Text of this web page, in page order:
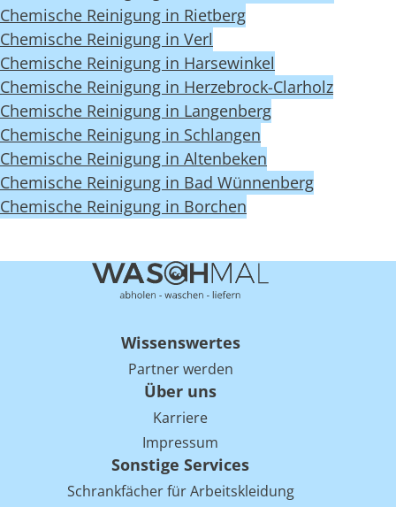
Chemische Reinigung in Rietberg
Chemische Reinigung in Verl
Chemische Reinigung in Harsewinkel
Chemische Reinigung in Herzebrock-Clarholz
Chemische Reinigung in Langenberg
Chemische Reinigung in Schlangen
Chemische Reinigung in Altenbeken
Chemische Reinigung in Bad Wünnenberg
Chemische Reinigung in Borchen
Wissenswertes
Partner werden
Über uns
Karriere
Impressum
Sonstige Services
Schrankfächer für Arbeitskleidung